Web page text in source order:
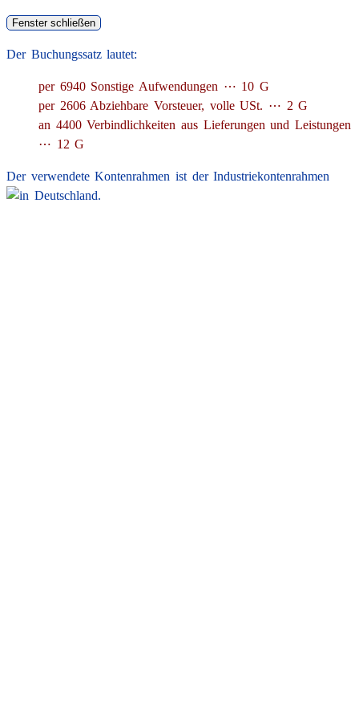
Der Buchungssatz lautet:
per 6940 Sonstige Aufwendungen ⋯ 10 G
per 2606 Abziehbare Vorsteuer, volle USt. ⋯ 2 G
an 4400 Verbindlichkeiten aus Lieferungen und Leistungen
⋯ 12 G
Der verwendete Kontenrahmen ist der Industriekontenrahmen
.